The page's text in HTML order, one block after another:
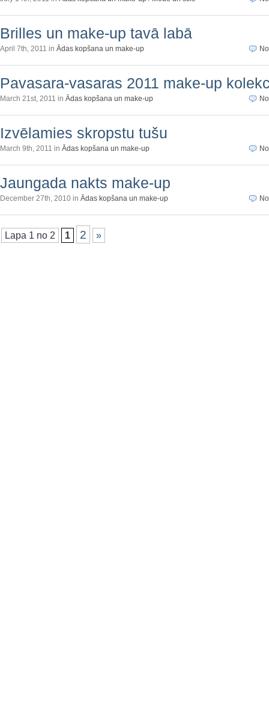
Brilles un make-up tavā labā
April 7th, 2011 in Ādas kopšana un make-up
Pavasara-vasaras 2011 make-up
March 21st, 2011 in Ādas kopšana un make-up
Izvēlamies skropstu tušu
March 9th, 2011 in Ādas kopšana un make-up
Jaungada nakts make-up
December 27th, 2010 in Ādas kopšana un make-up
Lapa 1 no 2 1 2 »